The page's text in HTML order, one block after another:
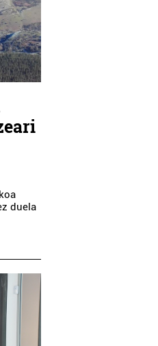
duela